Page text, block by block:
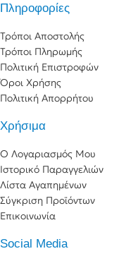
Πληροφορίες
Τρόποι Αποστολής
Τρόποι Πληρωμής
Πολιτική Επιστροφών
Όροι Χρήσης
Πολιτική Απορρήτου
Χρήσιμα
Ο Λογαριασμός Μου
Ιστορικό Παραγγελιών
Λίστα Αγαπημένων
Σύγκριση Προϊόντων
Επικοινωνία
Social Media